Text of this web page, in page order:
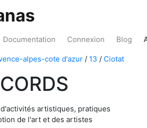
Documentation Connexion Blog
alpes-cote d'azur / 13 / Ciotat
artistiques, pratiques
de l'art et des artistes